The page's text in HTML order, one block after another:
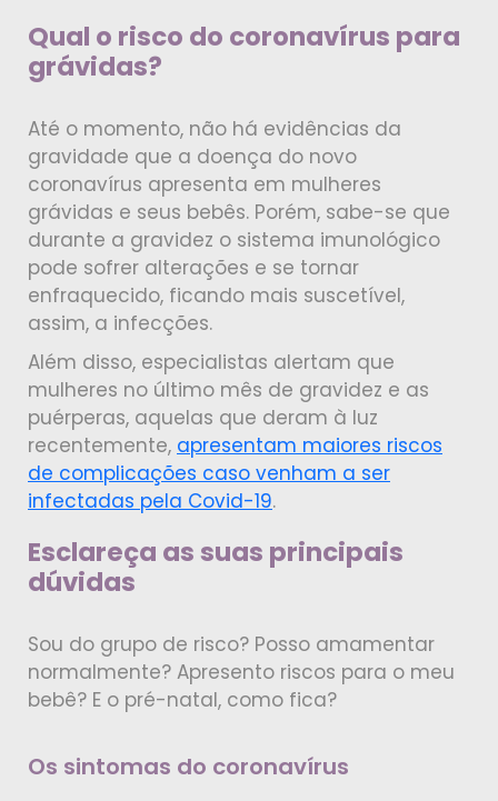
Qual o risco do coronavírus para
grávidas?
Até o momento, não há evidências da
gravidade que a doença do novo
coronavírus apresenta em mulheres
grávidas e seus bebês. Porém, sabe-se que
durante a gravidez o sistema imunológico
pode sofrer alterações e se tornar
enfraquecido, ficando mais suscetível,
assim, a infecções.
Além disso, especialistas alertam que
mulheres no último mês de gravidez e as
puérperas, aquelas que deram à luz
recentemente, apresentam maiores riscos
de complicações caso venham a ser
infectadas pela Covid-19.
Esclareça as suas principais
dúvidas
Sou do grupo de risco? Posso amamentar
normalmente? Apresento riscos para o meu
bebê? E o pré-natal, como fica?
Os sintomas do coronavírus